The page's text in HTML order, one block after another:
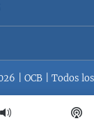
| OCB | Todos